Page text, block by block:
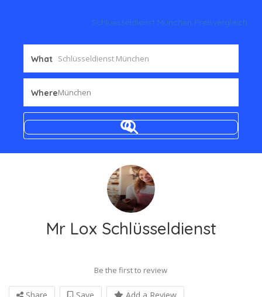
Schluesseldienst München Preisvergleich
What
WhereMünchen
Mr Lox Schlüsseldienst
Be the first to review